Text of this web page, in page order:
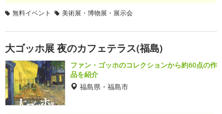
無料イベント 美術展・博物展・展示会
大ゴッホ展 夜のカフェテラス(福島)
ファン・ゴッホのコレクションから約60点の作
品を紹介
福島県・福島市